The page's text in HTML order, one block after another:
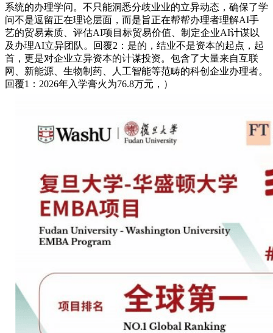
系统的办理学问。不只能洞悉分歧业业的立异动态，确保了学
问不是逗留正在理论层面，而是旨正在帮帮办理者理解AI手
艺的贸易素质、评估AI项目标贸易价值、制定企业AI计谋以
及办理AI立异团队。回覆2：是的，结业不是资本的起点，起
首，更是对企业立异资本的计谋投资。包含了大量来自互联
网、新能源、生物制药、人工智能等范畴的科创企业办理者。
回覆1：2026年入学膏火为76.8万元，）